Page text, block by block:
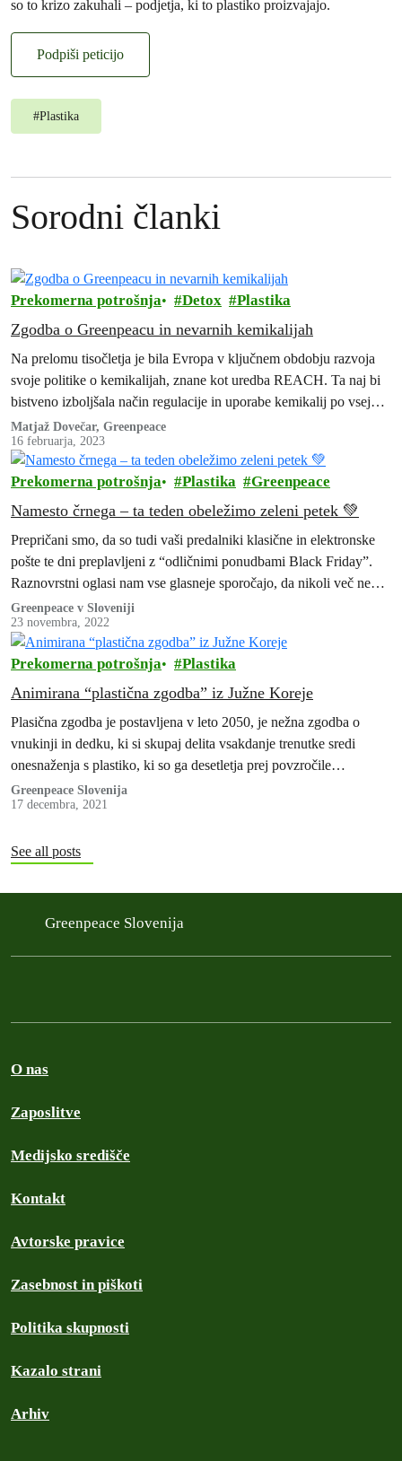
so to krizo zakuhali – podjetja, ki to plastiko proizvajajo.
Podpiši peticijo
#Plastika
Sorodni članki
Prekomerna potrošnja Detox Plastika
Zgodba o Greenpeacu in nevarnih kemikalijah
Na prelomu tisočletja je bila Evropa v ključnem obdobju razvoja
svoje politike o kemikalijah, znane kot uredba REACH. Ta naj bi
bistveno izboljšala način regulacije in uporabe kemikalij po vsej…
Matjaž Dovečar, Greenpeace
16 februarja, 2023
Prekomerna potrošnja Plastika Greenpeace
Namesto črnega – ta teden obeležimo zeleni petek 💚
Prepričani smo, da so tudi vaši predalniki klasične in elektronske
pošte te dni preplavljeni z “odličnimi ponudbami Black Friday”.
Raznovrstni oglasi nam vse glasneje sporočajo, da nikoli več ne
bo…
Greenpeace v Sloveniji
23 novembra, 2022
Prekomerna potrošnja Plastika
Animirana “plastična zgodba” iz Južne Koreje
Plasična zgodba je postavljena v leto 2050, je nežna zgodba o
vnukinji in dedku, ki si skupaj delita vsakdanje trenutke sredi
onesnaženja s plastiko, ki so ga desetletja prej povzročile
korporacije.
Greenpeace Slovenija
17 decembra, 2021
See all posts
Greenpeace Slovenija
O nas
Zaposlitve
Medijsko središče
Kontakt
Avtorske pravice
Zasebnost in piškoti
Politika skupnosti
Kazalo strani
Arhiv